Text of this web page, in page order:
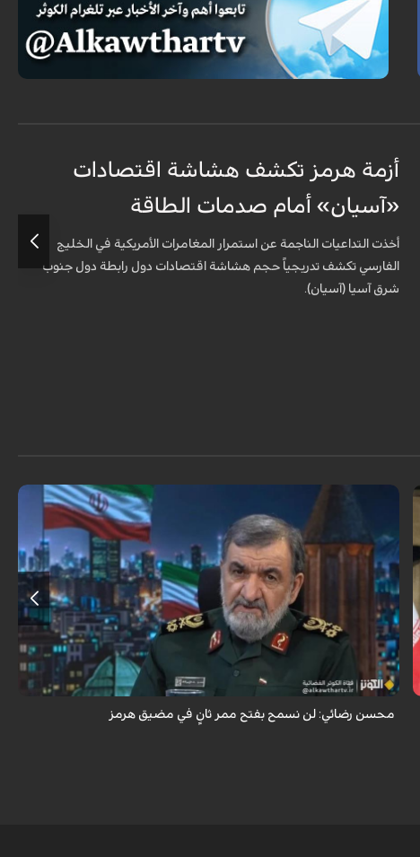
أزمة هرمز تكشف هشاشة اقتصادات
«آسيان» أمام صدمات الطاقة
أخذت التداعيات الناجمة عن استمرار المغامرات الأمريكية في الخليج
الفارسي تكشف تدريجياً حجم هشاشة اقتصادات دول رابطة دول جنوب
شرق آسيا (آسيان).
أكد اللواء محسن رضائي أن إيران لن تسمح بفتح ممر ثانٍ في مضيق هرمز.
محسن رضائي: لن نسمح بفتح ممر ثانٍ في مضيق هرمز